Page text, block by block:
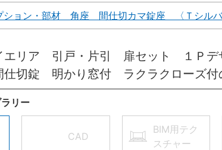
ョン・部材 角座 間仕切カマ錠座 〈Ｔシルバ
エリア 引戸・片引 扉セット １Ｐ
錠 明かり窓付 ラクラクローズ付の
リー
CAD
BIM用テク
スチャー